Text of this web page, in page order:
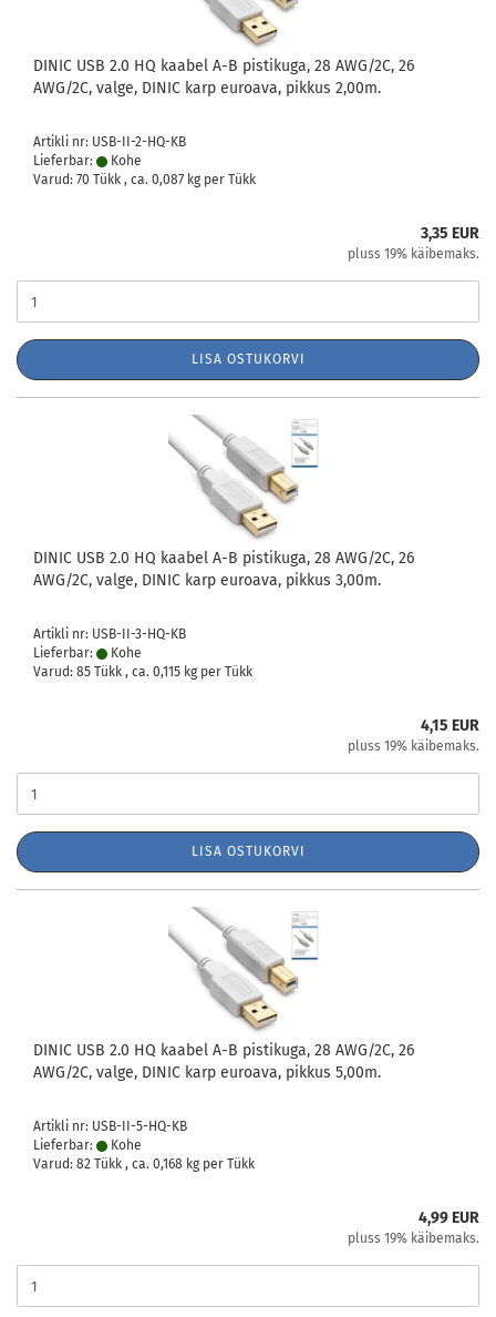
DINIC USB 2.0 HQ kaabel A-B pistikuga, 28 AWG/2C, 26
AWG/2C, valge, DINIC karp euroava, pikkus 2,00m.
Artikli nr: USB-II-2-HQ-KB
Lieferbar:
Kohe
Varud: 70 Tükk , ca. 0,087 kg per Tükk
3,35 EUR
pluss 19% käibemaks.
LISA OSTUKORVI
DINIC USB 2.0 HQ kaabel A-B pistikuga, 28 AWG/2C, 26
AWG/2C, valge, DINIC karp euroava, pikkus 3,00m.
Artikli nr: USB-II-3-HQ-KB
Lieferbar:
Kohe
Varud: 85 Tükk , ca. 0,115 kg per Tükk
4,15 EUR
pluss 19% käibemaks.
LISA OSTUKORVI
DINIC USB 2.0 HQ kaabel A-B pistikuga, 28 AWG/2C, 26
AWG/2C, valge, DINIC karp euroava, pikkus 5,00m.
Artikli nr: USB-II-5-HQ-KB
Lieferbar:
Kohe
Varud: 82 Tükk , ca. 0,168 kg per Tükk
4,99 EUR
pluss 19% käibemaks.